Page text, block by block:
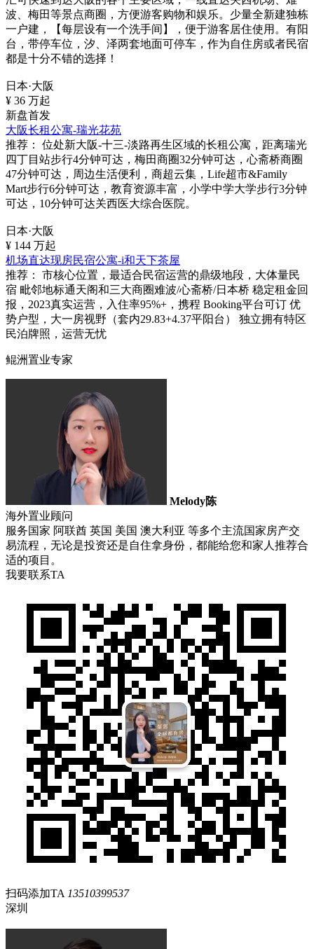
波、梅田等景点商圈，方便游客购物和娱乐。少量全新建独栋
一户建，【每层设有一个洗手间】，便于游客居住使用。有阳
台，带停车位，汐、泽两套地面可停车，作为自住房或者民宿
都是十分不错的选择！
日本·大阪
¥ 36 万起
新盘首发
大阪长租公寓-瑞光花苑
推荐：
位处新大阪-十三-淡路再生区域的长租公寓，距离瑞光
四丁目站步行4分钟可达，梅田商圈32分钟可达，心斋桥商圈
47分钟可达，周边生活便利，商超云集，Life超市&Family
Mart步行6分钟可达，教育资源丰富，小学中学大学步行3分钟
可达，10分钟可达关西医大综合医院。
日本·大阪
¥ 144 万起
机场直达现房民宿公寓-i和天下茶屋
推荐：
市核心位置，最适合民宿运营的鼎级地段，大体量民
宿 毗邻地标通天阁和三大商圈难波/心斋桥/日本桥 稳定租金回
报，2023真实运营，入住率95%+，携程 Booking平台可订 优
势户型，大一房视野（套内29.83+4.37平阳台） 独立拥有特区
民泊牌照，运营无忧
鲲洲置业专家
Melody陈
海外置业顾问
服务国家 阿联酋 英国 美国 澳大利亚 等多个主流国家房产交
易流程，无论是投资还是自住拿身份，都能给您和家人推荐合
适的项目。
我要联系TA
扫码添加TA 13510399537
深圳